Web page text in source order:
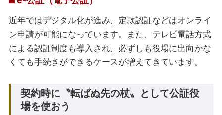
近年ではデジタル化が進み、定款認証などはオンライ
ン申請が可能になっています。また、テレビ電話方式
による認証制度も導入され、必ずしも役場に出向かな
くても手続きができるケースが増えてきています。
契約時に〝転ばぬ先の杖〟として公証役
場を使おう